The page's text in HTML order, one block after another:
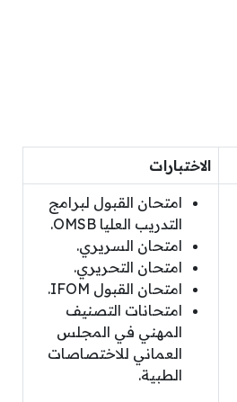
الاختبارات
امتحان القبول لبرامج
التدريب العليا OMSB.
امتحان السريري.
امتحان التحريري.
امتحان القبول IFOM.
امتحانات التصنيف
المهني في المجلس
العماني للاختصاصات
الطبية.